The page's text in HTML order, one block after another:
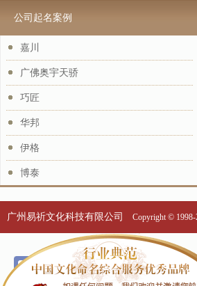
公司起名案例
嘉川
广佛奥宇天骄
巧匠
华邦
伊格
博泰
广州易祈文化科技有限公司 Copyright ©
个名服务
改名服务
关于我们
我们的历